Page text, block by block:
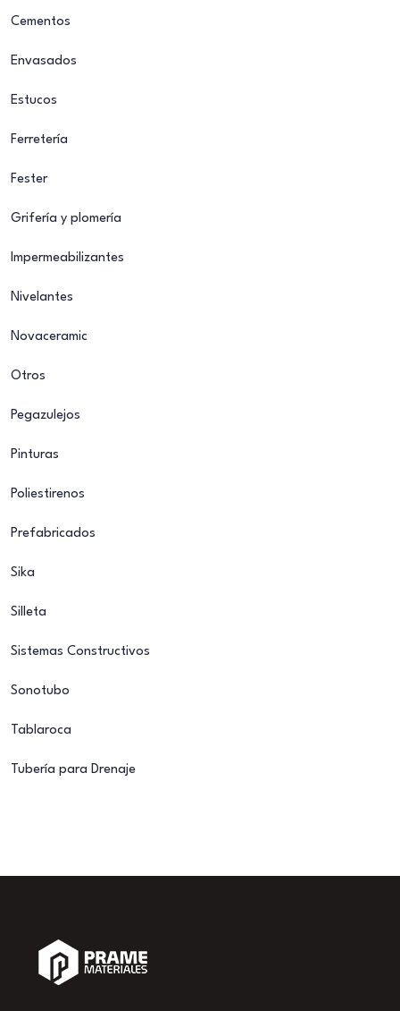
Cementos
Envasados
Estucos
Ferretería
Fester
Grifería y plomería
Impermeabilizantes
Nivelantes
Novaceramic
Otros
Pegazulejos
Pinturas
Poliestirenos
Prefabricados
Sika
Silleta
Sistemas Constructivos
Sonotubo
Tablaroca
Tubería para Drenaje